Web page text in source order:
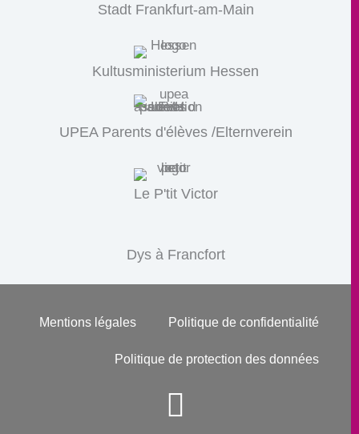
Stadt Frankfurt-am-Main
Kultusministerium Hessen
UPEA Parents d'élèves /Elternverein
Le P'tit Victor
Dys à Francfort
Mentions légales Politique de confidentialité
Politique de protection des données